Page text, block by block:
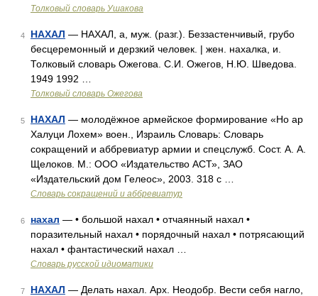
Толковый словарь Ушакова
4 НАХАЛ — НАХАЛ, а, муж. (разг.). Беззастенчивый, грубо
бесцеремонный и дерзкий человек. | жен. нахалка, и.
Толковый словарь Ожегова. С.И. Ожегов, Н.Ю. Шведова.
1949 1992 …
Толковый словарь Ожегова
5 НАХАЛ — молодёжное армейское формирование «Но ар
Халуци Лохем» воен., Израиль Словарь: Словарь
сокращений и аббревиатур армии и спецслужб. Сост. А. А.
Щелоков. М.: ООО «Издательство АСТ», ЗАО
«Издательский дом Гелеос», 2003. 318 с …
Словарь сокращений и аббревиатур
6 нахал — • большой нахал • отчаянный нахал •
поразительный нахал • порядочный нахал • потрясающий
нахал • фантастический нахал …
Словарь русской идиоматики
7 НАХАЛ — Делать нахал. Арх. Неодобр. Вести себя нагло,